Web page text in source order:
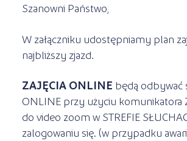
Szanowni Państwo,
W załączniku udostępniamy plan
najbliższy zjazd.
ZAJĘCIA ONLINE będą odbywać
ONLINE przy użyciu komunikatora
do video zoom w STREFIE
zalogowaniu się. (w przypadku